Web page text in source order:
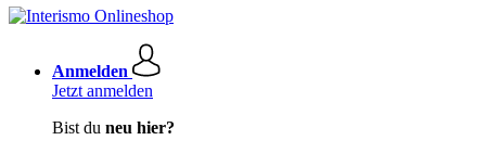
Anmelden
Jetzt anmelden
Bist du neu hier?